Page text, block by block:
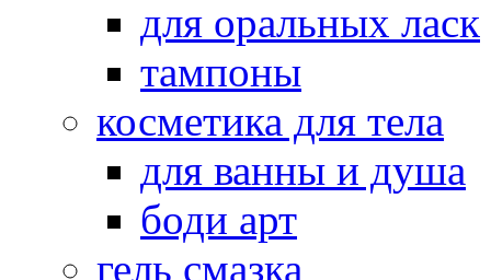
для оральных ласк
тампоны
косметика для тела
для ванны и душа
боди арт
гель смазка